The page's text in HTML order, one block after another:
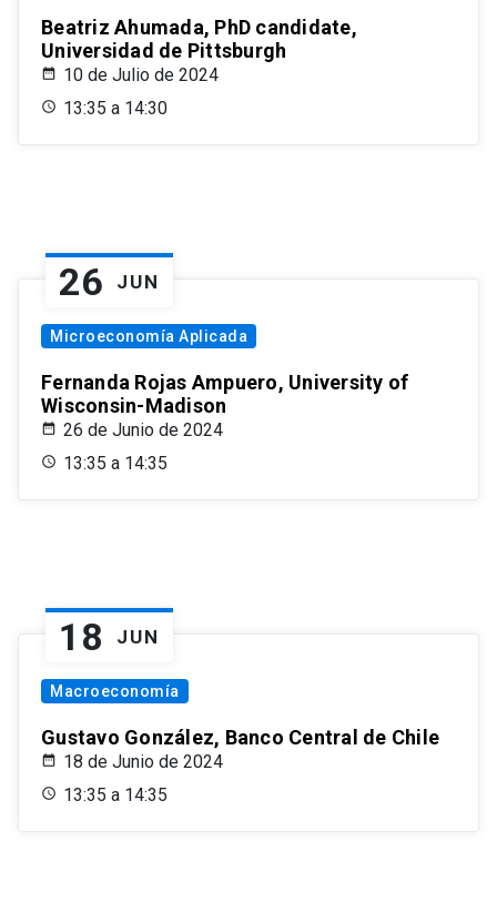
Beatriz Ahumada, PhD candidate,
Universidad de Pittsburgh
10 de Julio de 2024
13:35 a 14:30
26 JUN
Microeconomía Aplicada
Fernanda Rojas Ampuero, University of
Wisconsin-Madison
26 de Junio de 2024
13:35 a 14:35
18 JUN
Macroeconomía
Gustavo González, Banco Central de Chile
18 de Junio de 2024
13:35 a 14:35